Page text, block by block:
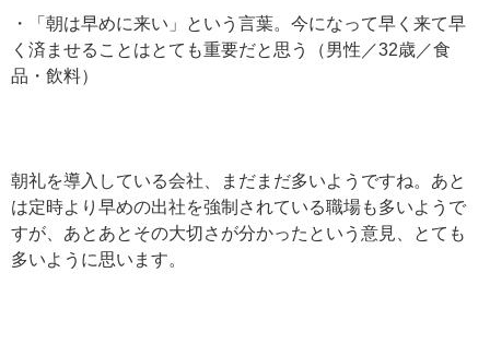
・「朝は早めに来い」という言葉。今になって早く来て早
く済ませることはとても重要だと思う（男性／32歳／食
品・飲料）
朝礼を導入している会社、まだまだ多いようですね。あと
は定時より早めの出社を強制されている職場も多いようで
すが、あとあとその大切さが分かったという意見、とても
多いように思います。